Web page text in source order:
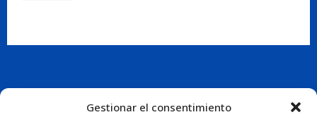
Gestionar el consentimiento